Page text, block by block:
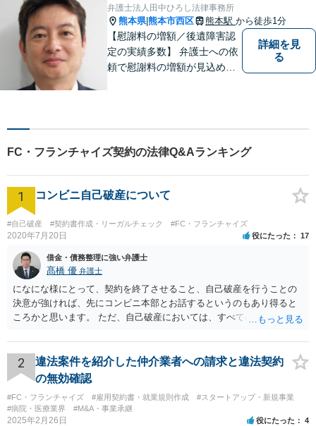
弁護士法人田中ひろし法律事務所
熊本県|熊本市西区 熊本駅 から徒歩1分
【慰謝料の増額／後遺障害認
定の実績多数】 弁護士への依
頼で慰謝料の増額が見込めま
ノウハウ多数】相続手続きか
ら遺言書までトータルサポー
ト【JR熊本駅から徒歩1分】
詳細を見
る
FC・フランチャイズ契約の法律Q&Aランキング
1 コンビニ自己破産について
#自己破産 #契約書作成・リーガルチェック #FC・フランチャイズ
2020年7月20日 役にたった 17
借金・債務整理に強い弁護士
髙橋 優 弁護士
になにな様にとって、契約を終了させること、自己破産を行うことの
決意が強ければ、先にコンビニ本部とお話するというのもあり得ると
ころかと思います。 ただ、自己破産においては、すべての債権者を公
扱うことが出来ないという点や財産の移転内容や時期によっては取り
戻す必要が出てくる等一定のリスクもございますので、もし契約を継
続するという選択肢がおありであれば、先に自己破産の相談というの
が適切かと思われます。 契約解約のご意思が固いところであれば、リ
スクを踏まえて進むしかないかと思いますので、本部との話が先であ
っても問題ないかと思います。
2
違法案件を紹介した仲介業者への請求と違法契約
の無効確認
#FC・フランチャイズ #雇用契約書・就業規則作成
#スタートアップ・新規事業
#病院・医療業界
#M&A・事業承継
2025年2月26日 役にたった 4